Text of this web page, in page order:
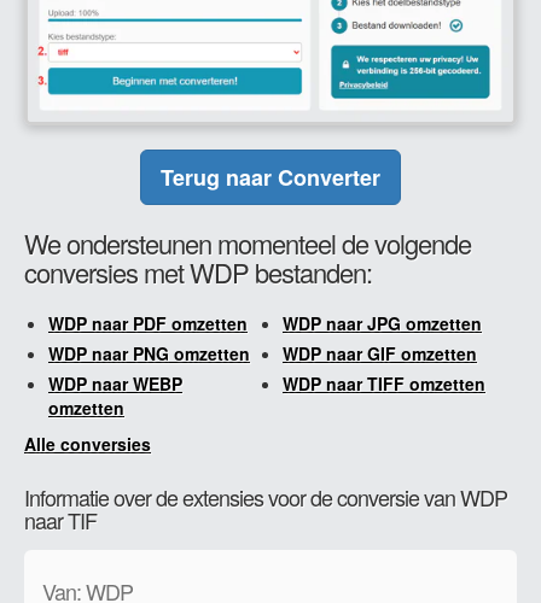
Terug naar Converter
We ondersteunen momenteel de volgende
conversies met WDP bestanden:
WDP naar PDF omzetten
WDP naar JPG omzetten
WDP naar PNG omzetten
WDP naar GIF omzetten
WDP naar WEBP
omzetten
WDP naar TIFF omzetten
Alle conversies
Informatie over de extensies voor de conversie van WDP
naar TIF
Van: WDP